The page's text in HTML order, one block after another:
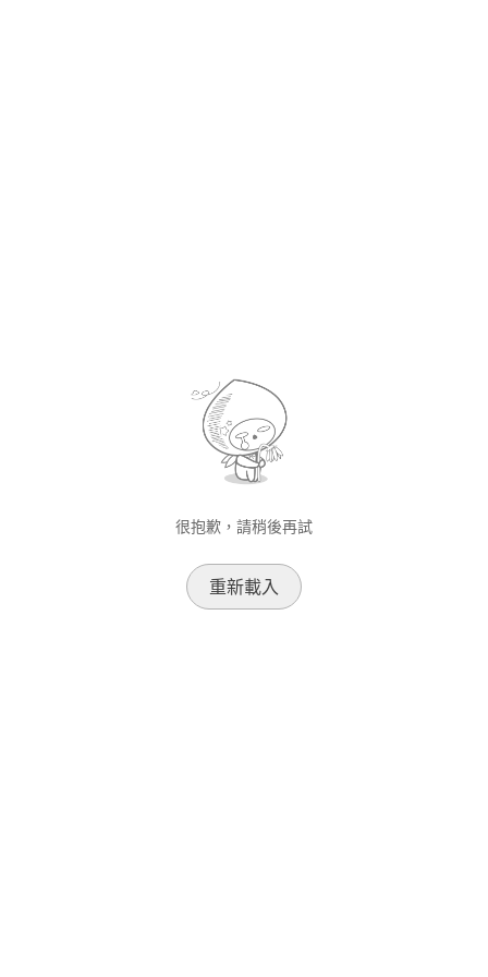
很抱歉，請稍後再試
重新載入